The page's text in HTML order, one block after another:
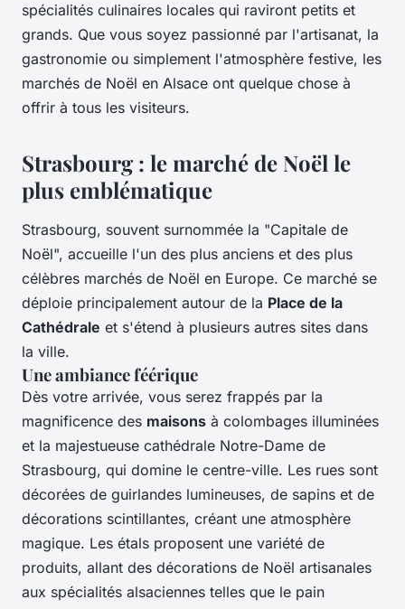
spécialités culinaires locales qui raviront petits et
grands. Que vous soyez passionné par l'artisanat, la
gastronomie ou simplement l'atmosphère festive, les
marchés de Noël en Alsace ont quelque chose à
offrir à tous les visiteurs.
Strasbourg : le marché de Noël le
plus emblématique
Strasbourg, souvent surnommée la "Capitale de
Noël", accueille l'un des plus anciens et des plus
célèbres marchés de Noël en Europe. Ce marché se
déploie principalement autour de la Place de la
Cathédrale et s'étend à plusieurs autres sites dans
la ville.
Une ambiance féérique
Dès votre arrivée, vous serez frappés par la
magnificence des maisons à colombages illuminées
et la majestueuse cathédrale Notre-Dame de
Strasbourg, qui domine le centre-ville. Les rues sont
décorées de guirlandes lumineuses, de sapins et de
décorations scintillantes, créant une atmosphère
magique. Les étals proposent une variété de
produits, allant des décorations de Noël artisanales
aux spécialités alsaciennes telles que le pain